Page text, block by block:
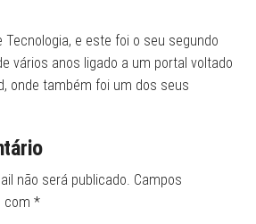
Tecnologia, e este foi o seu segundo
vários anos ligado a um portal voltado
onde também foi um dos seus
não será publicado. Campos
com *